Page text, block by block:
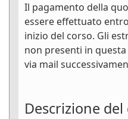
Il pagamento della
essere effettuato
inizio del corso. Gli
non presenti in
via mail
Descrizione del